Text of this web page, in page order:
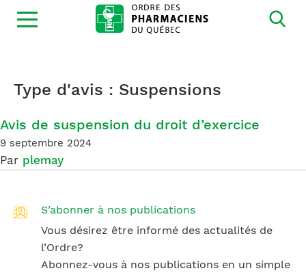
Ouvrir
la
Type d'avis : Suspensions
Avis de suspension du droit d’exercice
9 septembre 2024
Par plemay
S’abonner à nos publications
Vous désirez être informé des actualités de
l’Ordre?
Abonnez-vous à nos publications en un simple